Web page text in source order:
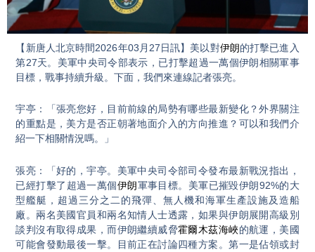
Video
【新唐人北京時間2026年03月27日訊】美以對伊朗的打擊已進入
第27天。美軍中央司令部表示，已打擊超過一萬個伊朗相關軍事
目標，戰事持續升級。下面，我們來連線記者張亮。
宇亭：「張亮您好，目前前線的局勢有哪些最新變化？外界關注
的重點是，美方是否正朝著地面介入的方向推進？可以和我們介
紹一下相關情況嗎。」
張亮：「好的，宇亭。美軍中央司令部司令發布最新戰況指出，
已經打擊了超過一萬個伊朗軍事目標。美軍已摧毀伊朗92%的大
型艦艇，超過三分之二的飛彈、無人機和海軍生產設施及造船
廠。兩名美國官員和兩名知情人士透露，如果與伊朗展開高級別
談判沒有取得成果，而伊朗繼續威脅霍爾木茲海峽的航運，美國
可能會發動最後一擊。目前正在討論四種方案。第一是佔領或封